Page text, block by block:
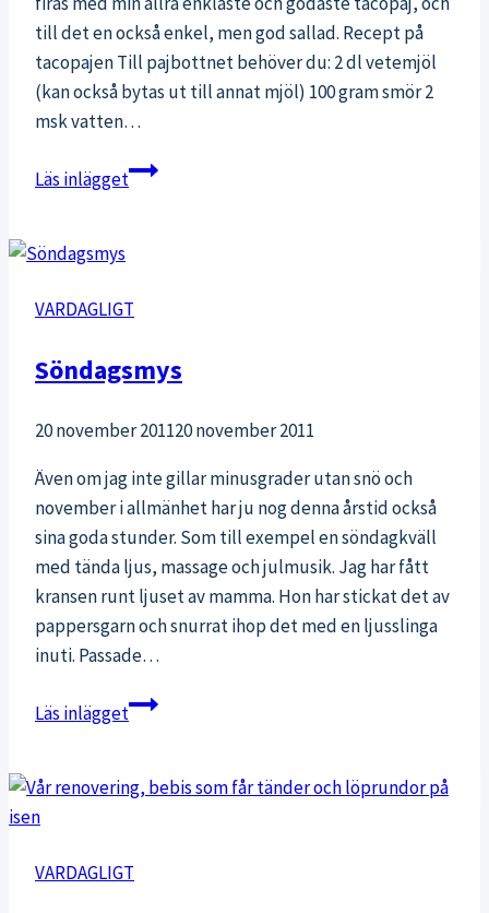
till det en också enkel, men god sallad. Recept på
tacopajen Till pajbottnet behöver du: 2 dl vetemjöl
(kan också bytas ut till annat mjöl) 100 gram smör 2
msk vatten…
Läs inläggetTacopaj
VARDAGLIGT
Söndagsmys
20 november 201120 november 2011
Även om jag inte gillar minusgrader utan snö och
november i allmänhet har ju nog denna årstid också
sina goda stunder. Som till exempel en söndagkväll
med tända ljus, massage och julmusik. Jag har fått
kransen runt ljuset av mamma. Hon har stickat det av
pappersgarn och snurrat ihop det med en ljusslinga
inuti. Passade…
Läs inläggetSöndagsmys
VARDAGLIGT